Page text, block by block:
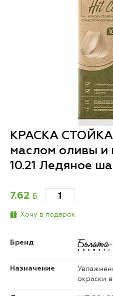
КРАСКА
маслом оливы
10.21 Ледяное
7.62 BYN
Хочу в подарок
Бренд
Назначение
окраски